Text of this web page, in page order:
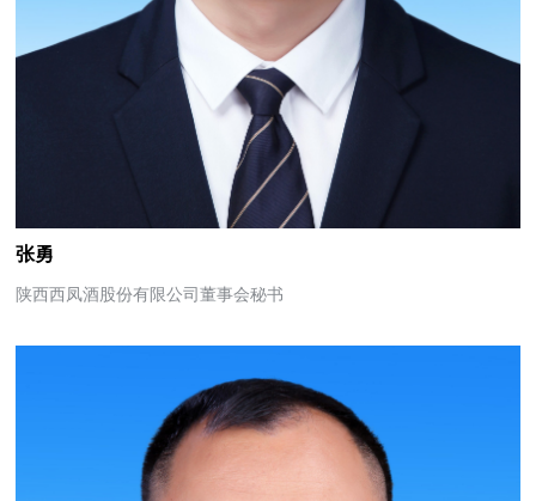
张勇
陕西西凤酒股份有限公司董事会秘书